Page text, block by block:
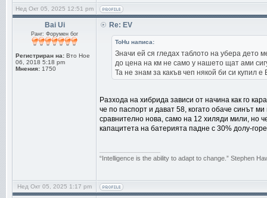
Нед Окт 05, 2025 12:51 pm
Bai Ui
Ранг: Форумен бог
Регистриран на: Вто Ное
06, 2018 5:18 pm
Мнения: 1750
Re: EV
ToHu написа:
Значи ей ся гледах таблото на убера дето
до цена на км не само у нашето щат ами
Та не знам за какъв чеп някой би си купил е
Разхода на хибрида зависи от начина как го
че по паспорт и дават 58, когато обаче синът
сравнително нова, само на 12 хиляди мили, но
капацитета на батерията падне с 30% долу-
“Intelligence is the ability to adapt to change.” Stephen
Нед Окт 05, 2025 1:17 pm